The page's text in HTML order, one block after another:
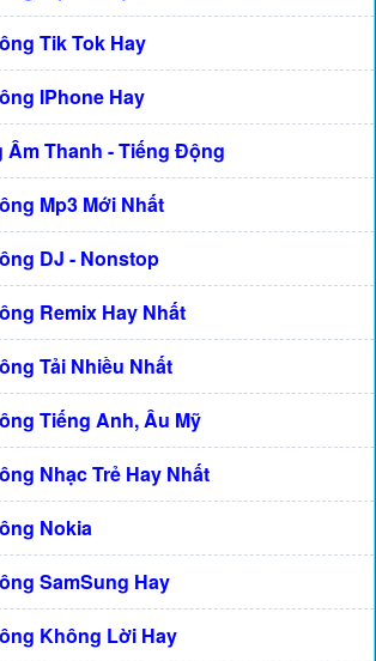
Tik Tok Hay
IPhone Hay
Âm Thanh - Tiếng Động
Mp3 Mới Nhất
DJ - Nonstop
Remix Hay Nhất
Tải Nhiều Nhất
Tiếng Anh, Âu Mỹ
Nhạc Trẻ Hay Nhất
Nokia
SamSung Hay
Không Lời Hay